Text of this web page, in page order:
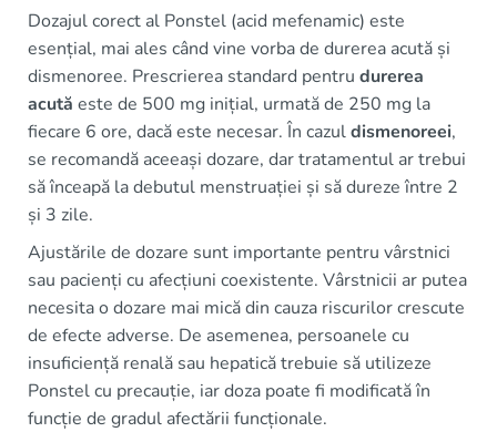
Dozajul corect al Ponstel (acid mefenamic) este
esențial, mai ales când vine vorba de durerea acută și
dismenoree. Prescrierea standard pentru durerea
acută este de 500 mg inițial, urmată de 250 mg la
fiecare 6 ore, dacă este necesar. În cazuldismenoreei,
se recomandă aceeași dozare, dar tratamentul ar trebui
să înceapă la debutul menstruației și să dureze între 2
și 3 zile.
Ajustările de dozare sunt importante pentru vârstnici
sau pacienți cu afecțiuni coexistente. Vârstnicii ar putea
necesita o dozare mai mică din cauza riscurilor crescute
de efecte adverse. De asemenea, persoanele cu
insuficiență renală sau hepatică trebuie să utilizeze
Ponstel cu precauție, iar doza poate fi modificată în
funcție de gradul afectării funcționale.